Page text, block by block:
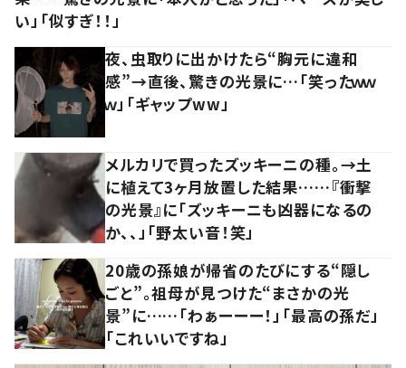
い」「似すぎ！！」
夜、虫取りに出かけたら“胸元に違和
感”→直後、驚きの光景に…「笑ったｗｗ
ｗ」「ギャップww」
メルカリで買ったズッキーニの種。→土
に植えて3ヶ月放置した結果……『衝撃
の光景』に「ズッキーニも凶器になるの
か、、」「野太い音！笑」
20歳の孫娘が帰省のたびにする“隠し
ごと”。祖母が見つけた“まさかの光
景”に……「わぁーーー！」「最高の孫だ」
「これいいですね」